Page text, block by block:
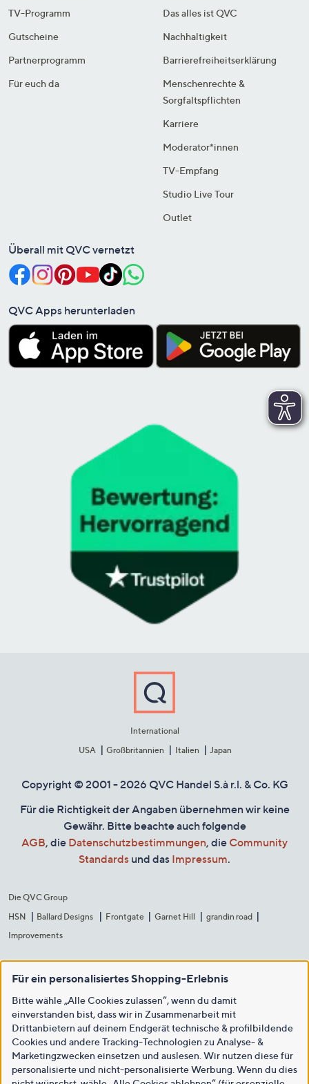
TV-Programm
Gutscheine
Partnerprogramm
Für euch da
Das alles ist QVC
Nachhaltigkeit
Barrierefreiheitserklärung
Menschenrechte &
Sorgfaltspflichten
Karriere
Moderator*innen
TV-Empfang
Studio Live Tour
Outlet
Überall mit QVC vernetzt
QVC Apps herunterladen
International
USA
Großbritannien Italien Japan
Copyright © 2001 - 2026 QVC Handel S.à r.l. & Co. KG
Für die Richtigkeit der Angaben übernehmen wir keine
Gewähr. Bitte beachte auch folgende
AGB, die Datenschutzbestimmungen, die Community
Standards und das Impressum.
Die QVC Group
HSN
Ballard Designs Frontgate Garnet Hill
grandin road
Improvements
Für ein personalisiertes Shopping-Erlebnis
Bitte wähle „Alle Cookies zulassen“, wenn du damit
einverstanden bist, dass wir in Zusammenarbeit mit
Drittanbietern auf deinem Endgerät technische & profilbildende
Cookies und andere Tracking-Technologien zu Analyse- &
Marketingzwecken einsetzen und auslesen. Wir nutzen diese für
personalisierte und nicht-personalisierte Werbung. Wenn du dies